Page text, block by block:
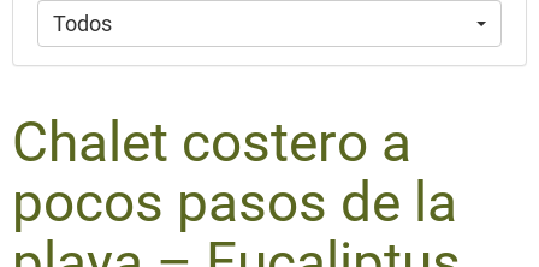
Todos
​Chalet costero a
pocos pasos de la